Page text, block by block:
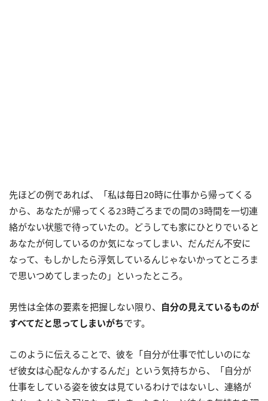
先ほどの例であれば、「私は毎日20時に仕事から帰ってくる
から、あなたが帰ってくる23時ごろまでの間の3時間を一切連
絡がない状態で待っていたの。どうしても家にひとりでいると
あなたが何しているのか気になってしまい、だんだん不安に
なって、もしかしたら浮気しているんじゃないかってところま
で思いつめてしまったの」といったところ。
男性は全体の要素を把握しない限り、 自分の見えているものが
すべてだと思ってしまいがちです。
このように伝えることで、彼を「自分が仕事で忙しいのにな
ぜ彼女は心配なんかするんだ」という気持ちから、「自分が
仕事をしている姿を彼女は見ているわけではないし、連絡が